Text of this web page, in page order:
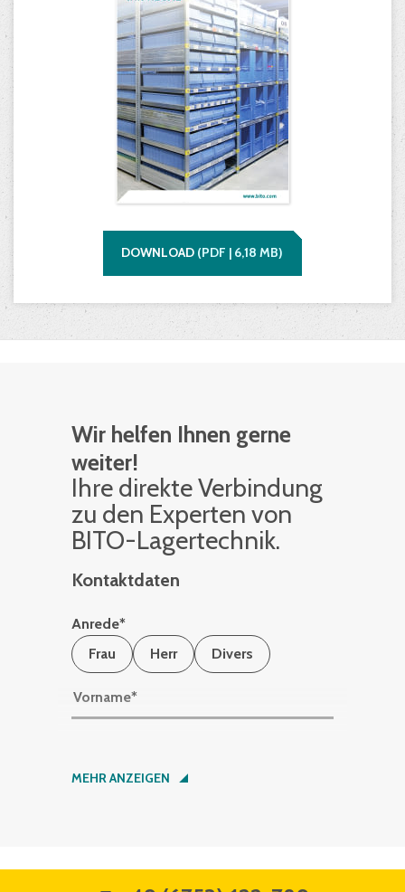
DOWNLOAD (PDF | 6,18 MB)
Wir helfen Ihnen gerne
weiter!
Ihre di­rek­te Ver­bin­dung
zu den Ex­per­ten von
BITO-La­ger­tech­nik.
Kontaktdaten
Anrede*
Frau
Herr Divers
Vorname*
Nachname*
MEHR ANZEIGEN